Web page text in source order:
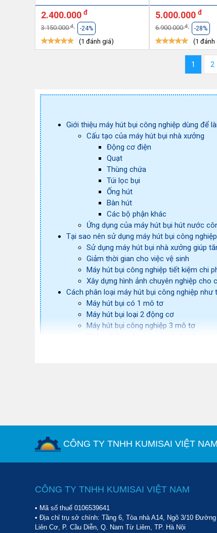
2.400.000 đ
3.150.000đ -24%
(1 đánh giá)
5.000.000đ
6.900.000đ -28%
(1 đánh
1 2
Giới thiệu máy hút bụi công nghiệp dùng để
Cấu tạo của máy hút bụi nhà xưởng
Động cơ điện
Quạt
Thùng chứa
Túi lọc bụi
Ống hút
Bàn hút
Các bộ phận khác
Ứng dụng của máy hút bụi hút nước
Tại sao nên sử dụng máy hút bụi công
Sử dụng máy hút bụi nhà xưởng giúp
Giảm thời gian cho việc vệ sinh
Máy hút bụi công nghiệp tiết kiệm chi
Xây dựng hình ảnh chuyên nghiệp cho
Cách phân loại máy hút bụi công nghiệp như
Máy hút bụi có 1 mô tơ
Máy hút bụi loại 2 động cơ
Máy hút bụi công nghiệp 3 mô tơ
Kinh nghiệm chọn mua máy hút bụi
Kiểm tra các giấy tờ chứng minh
Máy hút bụi công nghiệp loại
Máy hút bụi 1 mô tơ Camry BF-
Máy hút bụi văn phòng Kungfu
Máy hút bụi khô ướt IPC GS 1/33
Máy hút bụi nhà xưởng Kumisai
Máy hút bụi hút nước công
Máy hút bụi công nghiệp công
CÔNG TY TNHH KUMISAI VIỆT NAM
CÔNG TY TNHH KUMISAI VIỆT NAM
• Mã số thuế 0106539641
• Địa chỉ trụ sở chính: Tầng 6, Tòa nhà A14, Ngõ 3/10 Đường
Liên Cơ, P. Cầu Diễn, Q. Nam Từ Liêm, TP. Hà Nội